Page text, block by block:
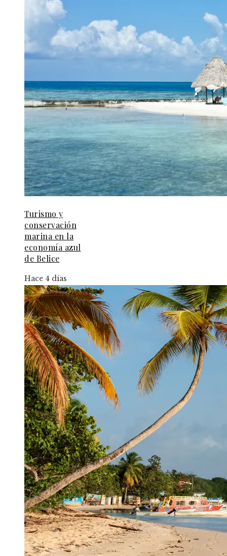
Turismo y
conservación
marina en la
economía azul
de Belice
Hace 4 días